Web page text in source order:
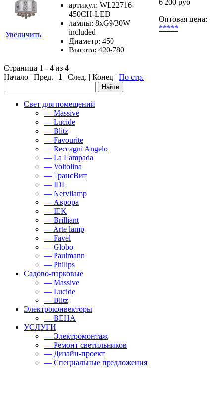
Увеличить
артикул: WL22716-
450CH-LED
лампы: 8хG9/30W
included
Диаметр: 450
Высота: 420-780
6 200 руб
Оптовая цена:
*****
Страница 1 - 4 из 4
Начало | Пред. | 1 | След. | Конец | По стр.
Свет для помещений
— Massive
— Lucide
— Blitz
— Favourite
— Reccagni Angelo
— La Lampada
— Voltolina
— ТрансВит
— IDL
— Nervilamp
— Аврора
— IEK
— Brilliant
— Arte lamp
— Favel
— Globo
— Paulmann
— Philips
Садово-парковые
— Massive
— Lucide
— Blitz
Электроконвекторы
— BEHA
УСЛУГИ
— Электромонтаж
— Ремонт светильников
— Дизайн-проект
— Специальные предложения